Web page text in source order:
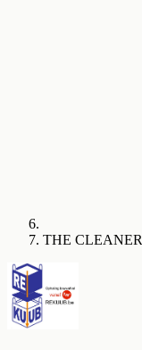
THE CLEANER